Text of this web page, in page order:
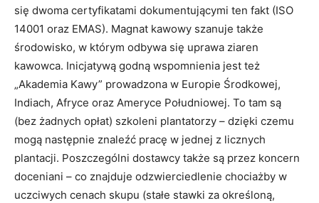
się dwoma certyfikatami dokumentującymi ten fakt (ISO
14001 oraz EMAS). Magnat kawowy szanuje także
środowisko, w którym odbywa się uprawa ziaren
kawowca. Inicjatywą godną wspomnienia jest też
„Akademia Kawy” prowadzona w Europie Środkowej,
Indiach, Afryce oraz Ameryce Południowej. To tam są
(bez żadnych opłat) szkoleni plantatorzy – dzięki czemu
mogą następnie znaleźć pracę w jednej z licznych
plantacji. Poszczególni dostawcy także są przez koncern
doceniani – co znajduje odzwierciedlenie chociażby w
uczciwych cenach skupu (stałe stawki za określoną,